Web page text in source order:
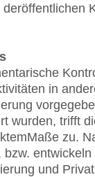
in
wurden, trifft
zu.
und